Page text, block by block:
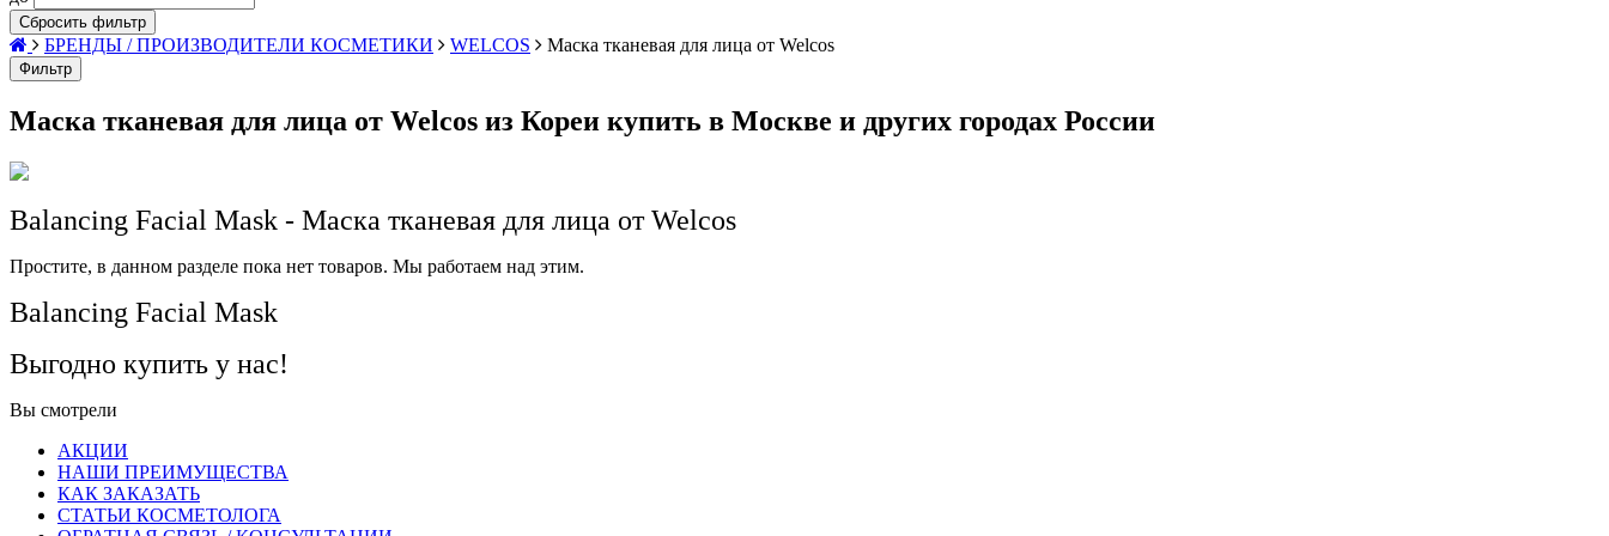
Сбросить фильтр
БРЕНДЫ / ПРОИЗВОДИТЕЛИ КОСМЕТИКИ WELCOS Маска тканевая для лица от Welcos
Фильтр
Маска тканевая для лица от Welcos из Кореи купить в Москве и других городах России
Balancing Facial Mask - Маска тканевая для лица от Welcos
Простите, в данном разделе пока нет товаров. Мы работаем над этим.
Balancing Facial Mask
Выгодно купить у нас!
Вы смотрели
АКЦИИ
НАШИ ПРЕИМУЩЕСТВА
КАК ЗАКАЗАТЬ
СТАТЬИ КОСМЕТОЛОГА